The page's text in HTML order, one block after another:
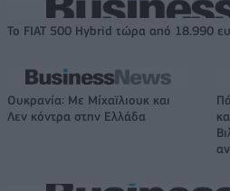
Το FIAT 500 Hybrid τώρα από 18.990
Ουκρανία: Με Μίχαϊλιουκ και
Λεν κόντρα στην Ελλάδα